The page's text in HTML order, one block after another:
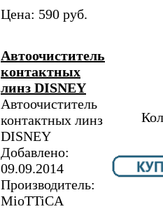
Цена: 590 руб.
Автоочиститель
контактных
линз DISNEY
Автоочиститель
контактных линз
DISNEY
Добавлено:
09.09.2014
Производитель:
MioTTiCA